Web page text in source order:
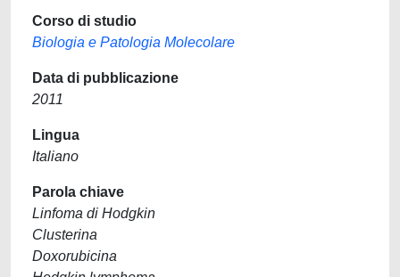
Corso di studio
Biologia e Patologia Molecolare
Data di pubblicazione
2011
Lingua
Italiano
Parola chiave
Linfoma di Hodgkin
Clusterina
Doxorubicina